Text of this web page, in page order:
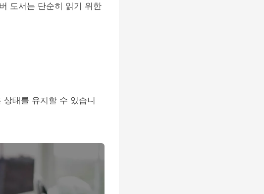
도서는 단순히 읽기 위한
태를 유지할 수 있습니